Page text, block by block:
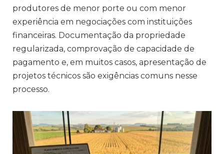
produtores de menor porte ou com menor
experiência em negociações com instituições
financeiras. Documentação da propriedade
regularizada, comprovação de capacidade de
pagamento e, em muitos casos, apresentação de
projetos técnicos são exigências comuns nesse
processo.